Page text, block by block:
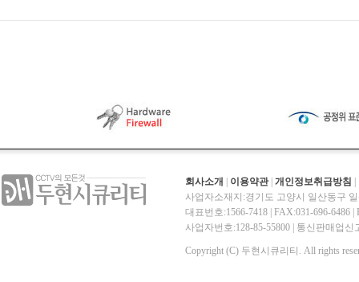
회사소개 이용약관| 개인정보취급방침
사업자소재지:경기도 고양시 일산동구
대표번호:1566-7418 | FAX:031-696-6486 |
사업자번호:128-85-55800 | 통신판매업
Copyright (C) 두현시큐리티. All rights